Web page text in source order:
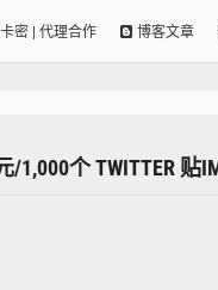
密 | 代理合作 博客文章
/1,000个 TWITTER 贴